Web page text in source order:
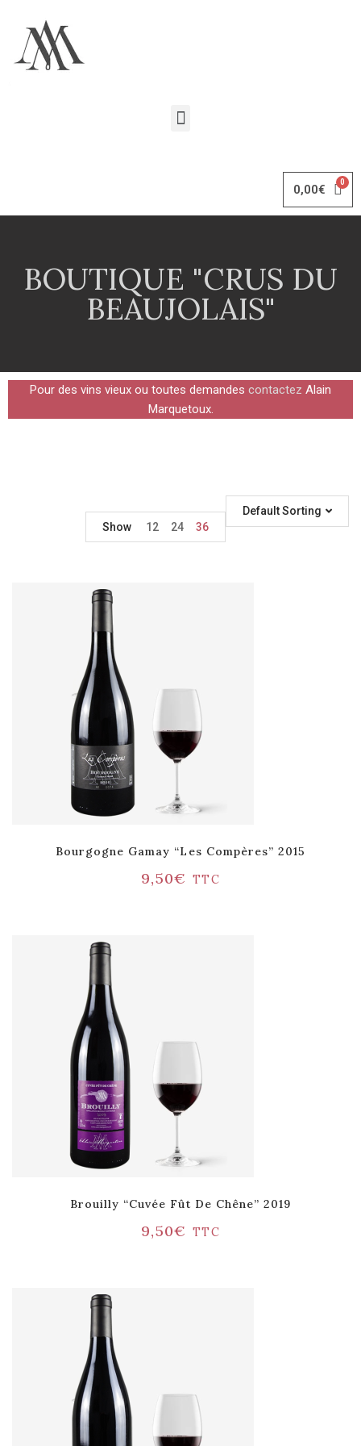
0,00€
BOUTIQUE "CRUS DU
BEAUJOLAIS"
Pour des vins vieux ou toutes demandes contactez Alain
Marquetoux.
Default Sorting
Show
12 24 36
Bourgogne Gamay “Les Compères” 2015
9,50€ TTC
Brouilly “Cuvée Fût De Chêne” 2019
9,50€ TTC